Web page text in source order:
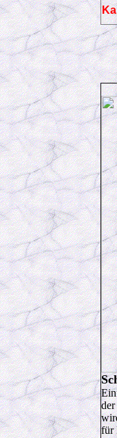
für